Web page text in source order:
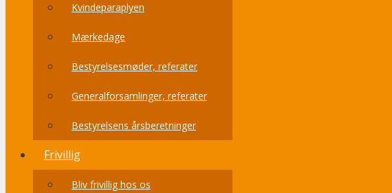
Kvindeparaplyen
Mærkedage
Bestyrelsesmøder, referater
Generalforsamlinger, referater
Bestyrelsens årsberetninger
Frivillig
Bliv frivillig hos os